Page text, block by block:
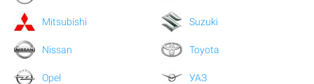
Mitsubishi
Nissan
Opel
Suzuki
Toyota
УАЗ